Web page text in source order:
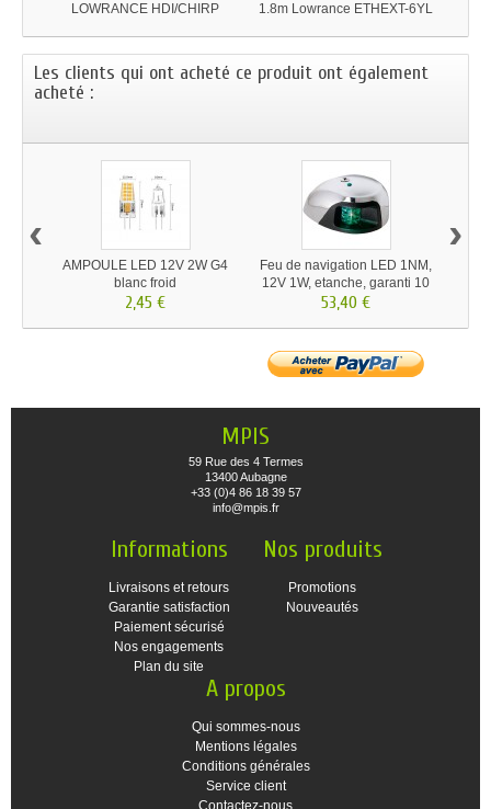
LOWRANCE HDI/CHIRP
1.8m Lowrance ETHEXT-6YL
Les clients qui ont acheté ce produit ont également
acheté :
AMPOULE LED 12V 2W G4
blanc froid
2,45 €
Feu de navigation LED 1NM,
12V 1W, etanche, garanti 10
ans
53,40 €
‹ ›
MPIS
59 Rue des 4 Termes
13400 Aubagne
+33 (0)4 86 18 39 57
info@mpis.fr
Informations
Livraisons et retours
Garantie satisfaction
Paiement sécurisé
Nos engagements
Plan du site
Nos produits
Promotions
Nouveautés
A propos
Qui sommes-nous
Mentions légales
Conditions générales
Service client
Contactez-nous